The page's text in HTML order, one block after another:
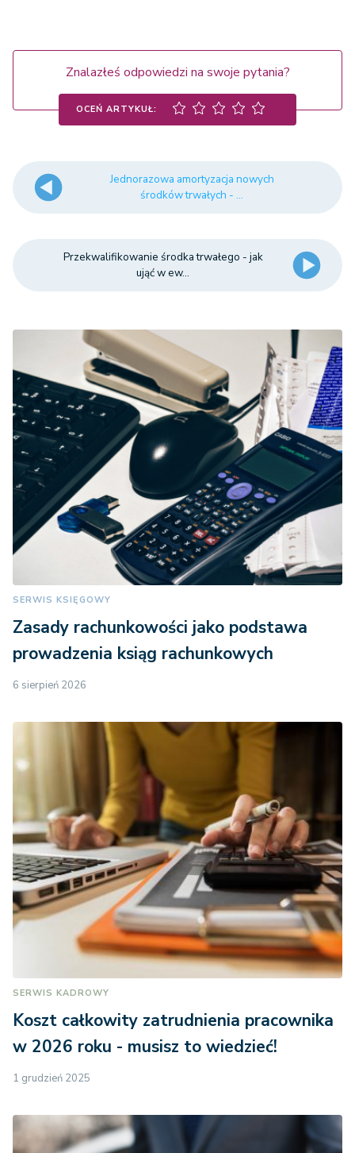
Znalazłeś odpowiedzi na swoje pytania?
OCEŃ ARTYKUŁ:
Jednorazowa amortyzacja nowych
środków trwałych - ...
Przekwalifikowanie środka trwałego - jak
ująć w ew...
SERWIS KSIĘGOWY
Zasady rachunkowości jako podstawa
prowadzenia ksiąg rachunkowych
6 sierpień 2026
SERWIS KADROWY
Koszt całkowity zatrudnienia pracownika
w 2026 roku - musisz to wiedzieć!
1 grudzień 2025